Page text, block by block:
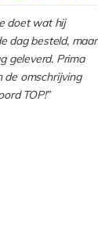
doet wat hij
dag besteld, maar
geleverd. Prima
de omschrijving
TOP!”